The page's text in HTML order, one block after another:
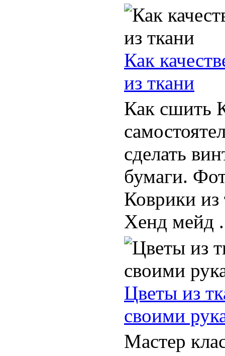
Как
из ткани
Как сшить
сделать
бумаги.
Коврики из
Хенд мейд
Цветы из
своими
Мастер